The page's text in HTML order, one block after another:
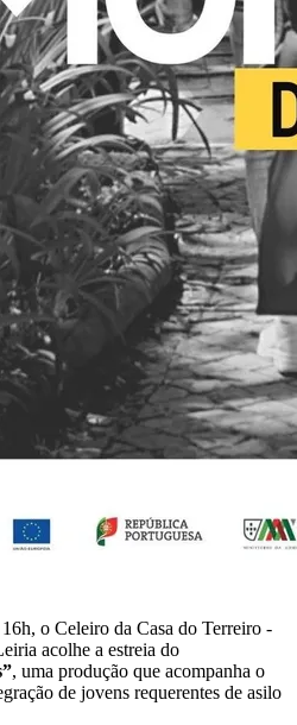
o Celeiro da Casa do Terreiro -
acolhe a estreia do
, uma produção que acompanha o
de jovens requerentes de asilo